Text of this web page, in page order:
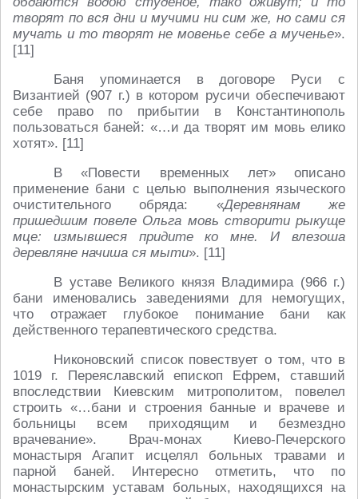
творят по вся дни и мучими ни сим же, но сами ся
мучать и то творят не мовенье себе а мученье».
[11]
Баня упоминается в договоре Руси с
Византией (907 г.) в котором русичи обеспечивают
себе право по прибытии в Константинополь
пользоваться баней: «…и да творят им мовь елико
хотят». [11]
В «Повести временных лет» описано
применение бани с целью выполнения языческого
очистительного обряда: «Деревнянам же
пришедшим повеле Ольга мовь створити рыкуще
мце: измывшеся придите ко мне. И влезоша
деревляне начиша ся мыти». [11]
В уставе Великого князя Владимира (966 г.)
бани именовались заведениями для немогущих,
что отражает глубокое понимание бани как
действенного терапевтического средства.
Никоновский список повествует о том, что в
1019 г. Переяславский епископ Ефрем, ставший
впоследствии Киевским митрополитом, повелел
строить «…бани и строения банные и врачеве и
больницы всем приходящим и безмездно
врачевание». Врач-монах Киево-Печерского
монастыря Агапит исцелял больных травами и
парной баней. Интересно отметить, что по
монастырским уставам больных, находящихся на